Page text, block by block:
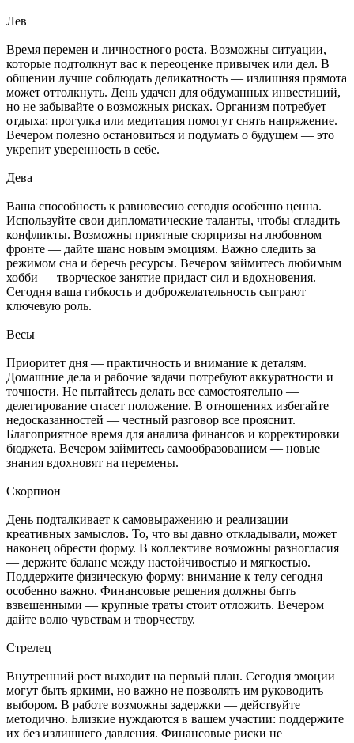
Лев
Время перемен и личностного роста. Возможны ситуации,
которые подтолкнут вас к переоценке привычек или дел. В
общении лучше соблюдать деликатность — излишняя прямота
может оттолкнуть. День удачен для обдуманных инвестиций,
но не забывайте о возможных рисках. Организм потребует
отдыха: прогулка или медитация помогут снять напряжение.
Вечером полезно остановиться и подумать о будущем — это
укрепит уверенность в себе.
Дева
Ваша способность к равновесию сегодня особенно ценна.
Используйте свои дипломатические таланты, чтобы сгладить
конфликты. Возможны приятные сюрпризы на любовном
фронте — дайте шанс новым эмоциям. Важно следить за
режимом сна и беречь ресурсы. Вечером займитесь любимым
хобби — творческое занятие придаст сил и вдохновения.
Сегодня ваша гибкость и доброжелательность сыграют
ключевую роль.
Весы
Приоритет дня — практичность и внимание к деталям.
Домашние дела и рабочие задачи потребуют аккуратности и
точности. Не пытайтесь делать все самостоятельно —
делегирование спасет положение. В отношениях избегайте
недосказанностей — честный разговор все прояснит.
Благоприятное время для анализа финансов и корректировки
бюджета. Вечером займитесь самообразованием — новые
знания вдохновят на перемены.
Скорпион
День подталкивает к самовыражению и реализации
креативных замыслов. То, что вы давно откладывали, может
наконец обрести форму. В коллективе возможны разногласия
— держите баланс между настойчивостью и мягкостью.
Поддержите физическую форму: внимание к телу сегодня
особенно важно. Финансовые решения должны быть
взвешенными — крупные траты стоит отложить. Вечером
дайте волю чувствам и творчеству.
Стрелец
Внутренний рост выходит на первый план. Сегодня эмоции
могут быть яркими, но важно не позволять им руководить
выбором. В работе возможны задержки — действуйте
методично. Близкие нуждаются в вашем участии: поддержите
их без излишнего давления. Финансовые риски не